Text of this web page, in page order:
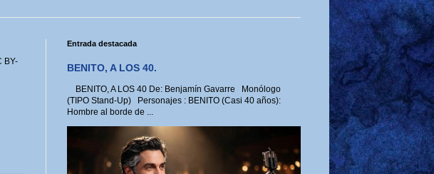
BY-
Entrada destacada
BENITO, A LOS 40.
BENITO, A LOS 40 De: Benjamín Gavarre Monólogo
(TIPO Stand-Up) Personajes : BENITO (Casi 40 años):
Hombre al borde de ...